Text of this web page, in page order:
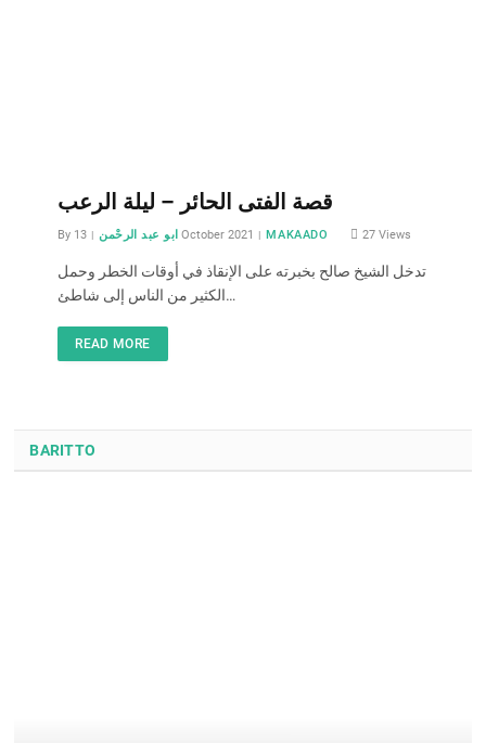
قصة الفتى الحائر – ليلة الرعب
By ابو عبد الرحْمن 13 October 2021 MAKAADO 27Views
تدخل الشيخ صالح بخبرته على الإنقاذ في أوقات الخطر وحمل
الكثير من الناس إلى شاطئ…
READ MORE
BARITTO